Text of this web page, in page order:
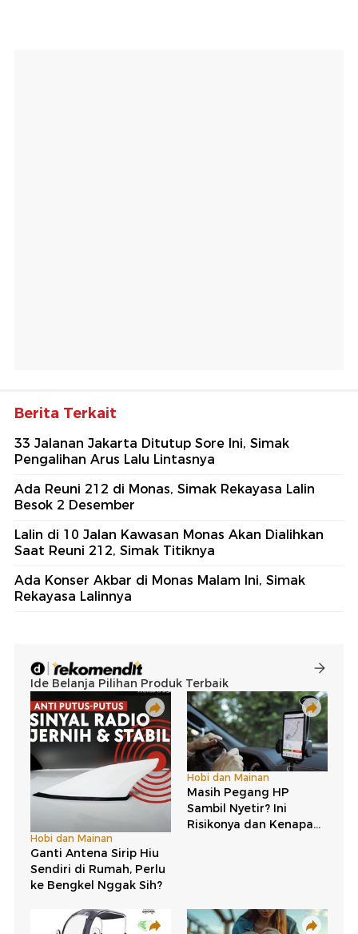
Berita Terkait
33 Jalanan Jakarta Ditutup Sore Ini, Simak
Pengalihan Arus Lalu Lintasnya
Ada Reuni 212 di Monas, Simak Rekayasa Lalin
Besok 2 Desember
Lalin di 10 Jalan Kawasan Monas Akan Dialihkan
Saat Reuni 212, Simak Titiknya
Ada Konser Akbar di Monas Malam Ini, Simak
Rekayasa Lalinnya